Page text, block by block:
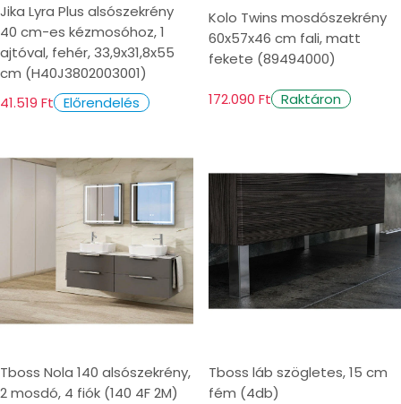
Jika Lyra Plus alsószekrény
40 cm-es kézmosóhoz, 1
ajtóval, fehér, 33,9x31,8x55
cm (H40J3802003001)
41.519 Ft Előrendelés
Kolo Twins mosdószekrény
60x57x46 cm fali, matt
fekete (89494000)
172.090 Ft Raktáron
Tboss Nola 140 alsószekrény,
2 mosdó, 4 fiók (140 4F 2M)
Tboss láb szögletes, 15 cm
fém (4db)